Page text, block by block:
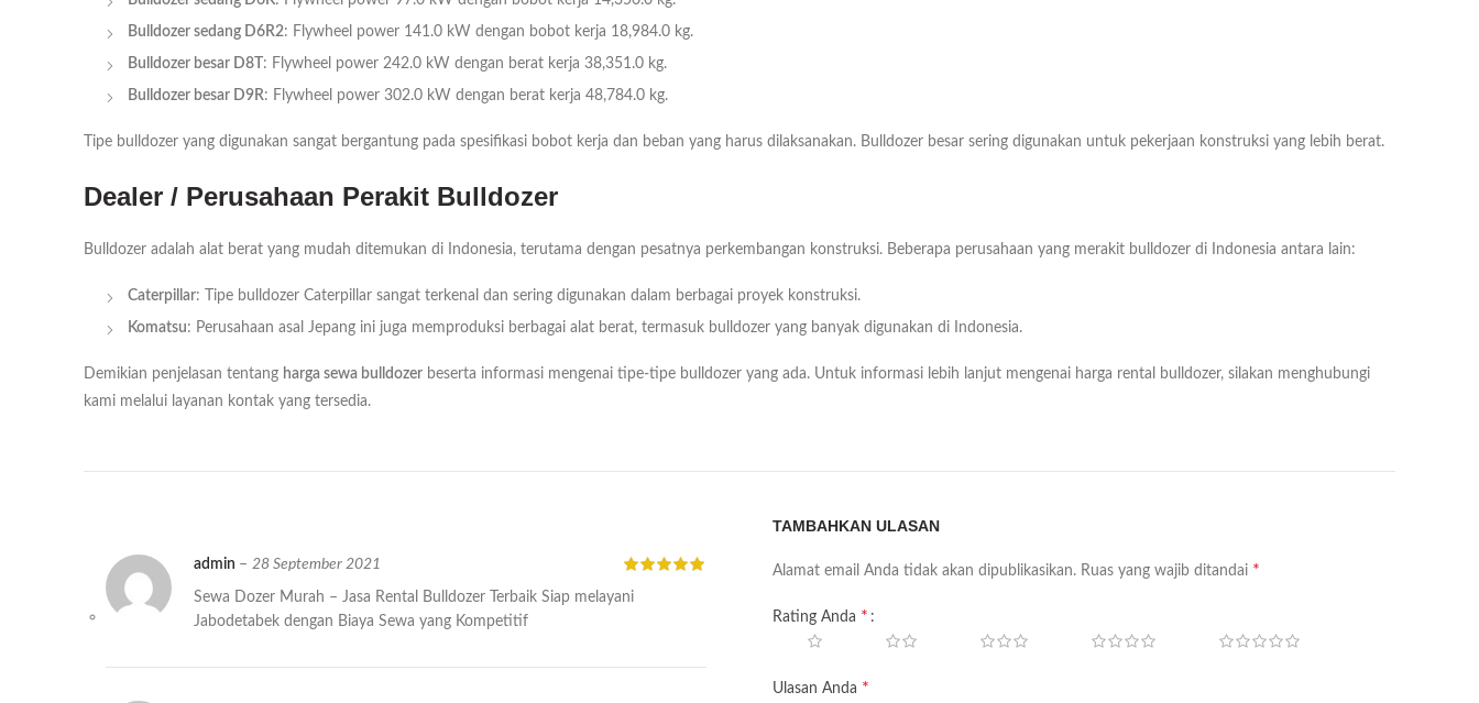
Bulldozer sedang D6R2: Flywheel power 141.0 kW dengan bobot kerja 18,984.0 kg.
Bulldozer besar D8T: Flywheel power 242.0 kW dengan berat kerja 38,351.0 kg.
Bulldozer besar D9R: Flywheel power 302.0 kW dengan berat kerja 48,784.0 kg.
Tipe bulldozer yang digunakan sangat bergantung pada spesifikasi bobot kerja dan beban yang harus dilaksanakan. Bulldozer besar sering digunakan untuk pekerjaan konstruksi yang lebih berat.
Dealer / Perusahaan Perakit Bulldozer
Bulldozer adalah alat berat yang mudah ditemukan di Indonesia, terutama dengan pesatnya perkembangan konstruksi. Beberapa perusahaan yang merakit bulldozer di Indonesia antara lain:
Caterpillar: Tipe bulldozer Caterpillar sangat terkenal dan sering digunakan dalam berbagai proyek konstruksi.
Komatsu: Perusahaan asal Jepang ini juga memproduksi berbagai alat berat, termasuk bulldozer yang banyak digunakan di Indonesia.
Demikian penjelasan tentang harga sewa bulldozer beserta informasi mengenai tipe-tipe bulldozer yang ada. Untuk informasi lebih lanjut mengenai harga rental bulldozer, silakan menghubungi
kami melalui layanan kontak yang tersedia.
admin – 28 September 2021
Sewa Dozer Murah – Jasa Rental Bulldozer Terbaik Siap melayani
Jabodetabek dengan Biaya Sewa yang Kompetitif
TAMBAHKAN ULASAN
Alamat email Anda tidak akan dipublikasikan. Ruas yang wajib ditandai *
Rating Anda *
Ulasan Anda *